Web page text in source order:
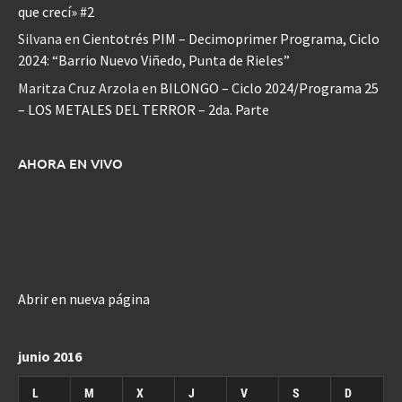
que crecí» #2
Silvana en Cientotrés PIM – Decimoprimer Programa, Ciclo
2024: “Barrio Nuevo Viñedo, Punta de Rieles”
Maritza Cruz Arzola en BILONGO – Ciclo 2024/Programa 25
– LOS METALES DEL TERROR – 2da. Parte
AHORA EN VIVO
Abrir en nueva página
junio 2016
L M X J V S D